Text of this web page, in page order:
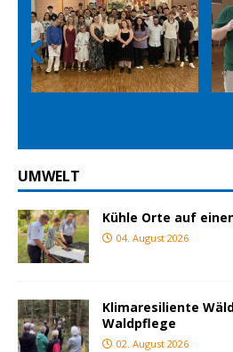
Prev
ious
UMWELT
Kühle Orte auf
04. August 2026
Klimaresiliente
Waldpflege
02. August 2026